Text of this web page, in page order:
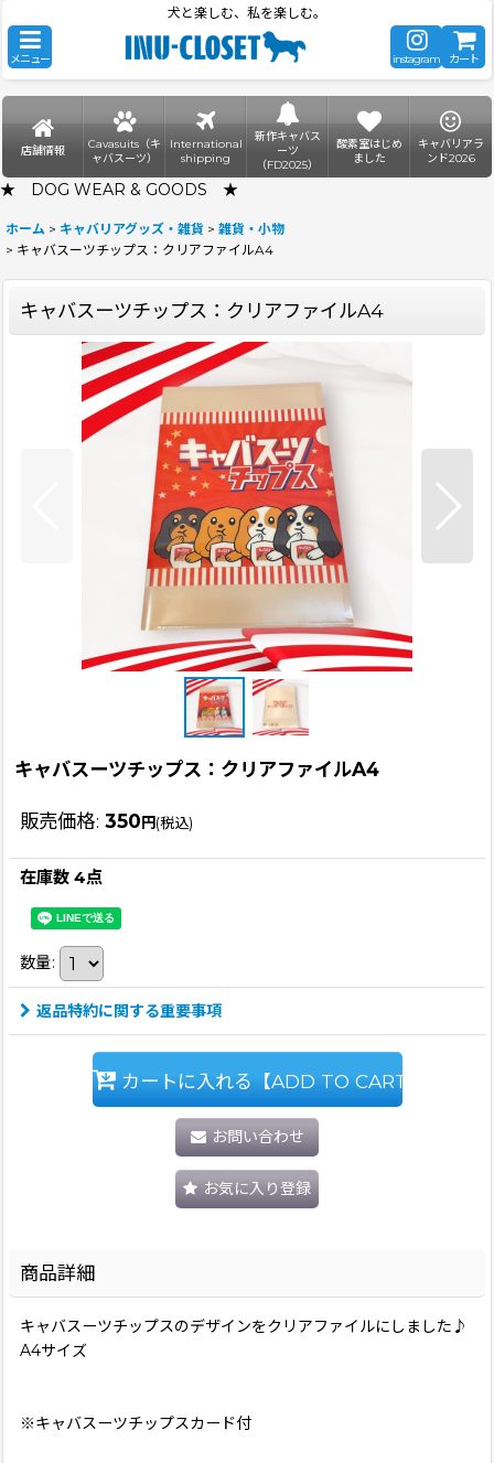
犬と楽しむ、私を楽しむ。
メニュー instagram カート
店舗情報
Cavasuits（キ
ャバスーツ）
International
shipping
新作キャバス
ーツ
（FD2025）
酸素室はじめ
ました
キャバリアラ
ンド2026
★ DOG WEAR & GOODS ★
ホーム > キャバリアグッズ・雑貨 > 雑貨・小物
> キャバスーツチップス：クリアファイルA4
キャバスーツチップス：クリアファイルA4
キャバスーツチップス：クリアファイルA4
販売価格: 350円(税込)
在庫数 4点
数量:
返品特約に関する重要事項
カートに入れる【ADD TO CART】
お問い合わせ
お気に入り登録
商品詳細
キャバスーツチップスのデザインをクリアファイルにしました♪
A4サイズ
※キャバスーツチップスカード付